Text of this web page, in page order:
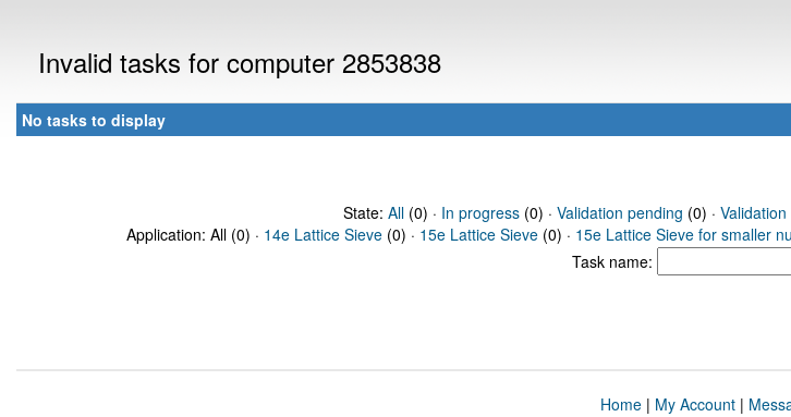
Invalid tasks for computer 2853838
No tasks to display
State: All(0) · In progress(0) · Validation pending (0) ·
Application: All (0) · 14e Lattice Sieve (0) · 15e Lattice Sieve (0) · 15e Lattice Sieve for smaller
Task name:
Home| My Account|